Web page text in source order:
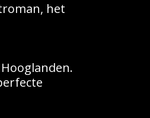
het